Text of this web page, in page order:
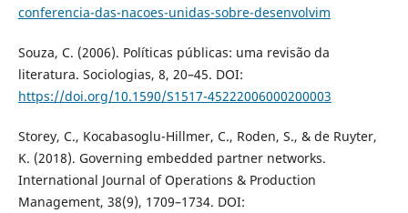
conferencia-das-nacoes-unidas-sobre-desenvolvim
Souza, C. (2006). Políticas públicas: uma revisão da
literatura. Sociologias, 8, 20–45. DOI:
https://doi.org/10.1590/S1517-45222006000200003
Storey, C., Kocabasoglu-Hillmer, C., Roden, S., & de Ruyter,
K. (2018). Governing embedded partner networks.
International Journal of Operations & Production
Management, 38(9), 1709–1734. DOI: